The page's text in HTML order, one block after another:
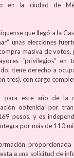
en la ciudad de
que llegó a la
unas elecciones
masiva de
“privilegios” en
tiene derecho a
tres), con cargo
para este año de la
obtenida por
pesos, y es
por más de 110
a una solicitud de